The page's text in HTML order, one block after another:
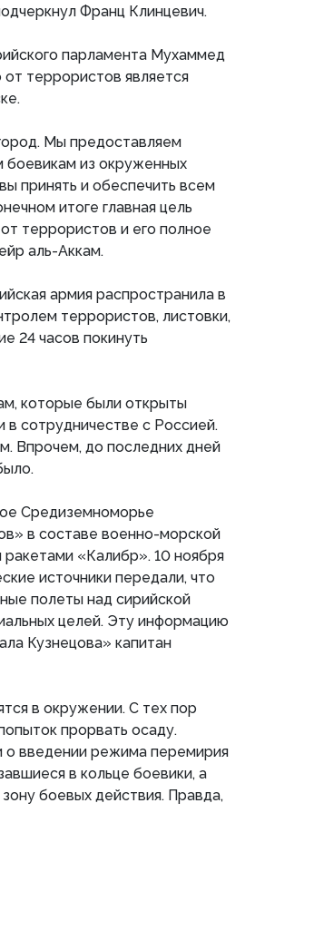
Франц Клинцевич.
парламента Мухаммед
террористов является
Мы предоставляем
боевикам из окруженных
принять и обеспечить всем
итоге главная цель
террористов и его полное
аль-Аккам.
армия распространила в
террористов, листовки,
24 часов покинуть
которые были открыты
в сотрудничестве с Россией.
Впрочем, до последних дней
Средиземноморье
в составе военно-морской
«Калибр». 10 ноября
источники передали, что
полеты над сирийской
целей. Эту информацию
Кузнецова» капитан
в окружении. С тех пор
прорвать осаду.
о введении режима перемирия
в кольце боевики, а
боевых действия. Правда,